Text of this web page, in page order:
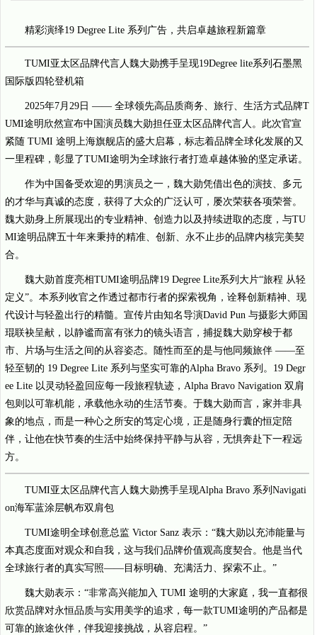
精彩演绎19 Degree Lite 系列广告，共启卓越旅程新篇章
TUMI亚太区品牌代言人魏大勋携手呈现19Degree lite系列石墨黑
国际版四轮登机箱
2025年7月29日 —— 全球领先高品质商务、旅行、生活方式品牌T
UMI途明欣然宣布中国演员魏大勋担任亚太区品牌代言人。此次官宣
紧随 TUMI 途明上海旗舰店的盛大启幕，标志着品牌全球化发展的又
一里程碑，彰显了TUMI途明为全球旅行者打造卓越体验的坚定承诺。
作为中国备受欢迎的男演员之一，魏大勋凭借出色的演技、多元
的才华与真诚的态度，获得了大众的广泛认可，屡次荣获各项荣誉。
魏大勋身上所展现出的专业精神、创造力以及持续进取的态度，与TU
MI途明品牌五十年来秉持的精准、创新、永不止步的品牌内核完美契
合。
魏大勋首度亮相TUMI途明品牌19 Degree Lite系列大片“旅程 从轻
定义”。本系列收官之作透过都市行者的探索视角，诠释创新精神、现
代设计与轻盈出行的精髓。宣传片由知名导演David Pun 与摄影大师国
琨联袂呈献，以静谧而富有张力的镜头语言，捕捉魏大勋穿梭于都
市、片场与生活之间的从容姿态。随性而至的是与他同频旅伴 ——至
轻至韧的 19 Degree Lite 系列与坚实可靠的Alpha Bravo 系列。19 Degr
ee Lite 以灵动轻盈回应每一段旅程轨迹，Alpha Bravo Navigation 双肩
包则以可靠机能，承载他永动的生活节奏。于魏大勋而言，家并非具
象的地点，而是一种心之所安的笃定心境，正是随身行囊的恒定陪
伴，让他在快节奏的生活中始终保持平静与从容，无惧奔赴下一程远
方。
TUMI亚太区品牌代言人魏大勋携手呈现Alpha Bravo 系列Navigati
on海军蓝涂层帆布双肩包
TUMI途明全球创意总监 Victor Sanz 表示：“魏大勋以充沛能量与
本真态度面对观众和自我，这与我们品牌价值观高度契合。他是当代
全球旅行者的真实写照——目标明确、充满活力、探索不止。”
魏大勋表示：“非常高兴能加入 TUMI 途明的大家庭，我一直都很
欣赏品牌对永恒品质与实用美学的追求，每一款TUMI途明的产品都是
可靠的旅途伙伴，伴我迎接挑战，从容启程。”